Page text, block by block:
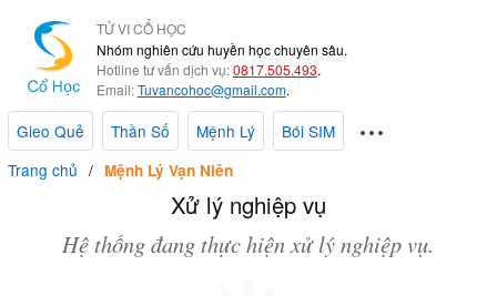
TỬ VI CỔ HỌC
Nhóm nghiên cứu huyền học chuyên sâu.
Hotline tư vấn dịch vụ:0817.505.493.
Email:Tuvancohoc@gmail.com.
Gieo Quẻ Thần Số Mệnh Lý
Bói SIM
Trang chủ
Mệnh Lý Vạn Niên
Xử lý nghiệp vụ
Hệ thống đang thực hiện xử lý nghiệp vụ.